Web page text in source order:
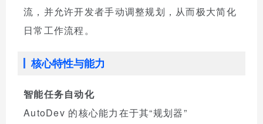
流，并允许开发者手动调整规划，从而极大简化
日常工作流程。
核心特性与能力
智能任务自动化
AutoDev 的核心能力在于其“规划器”